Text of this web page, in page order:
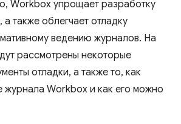
Workbox упрощает разработку
также облегчает отладку
ведению журналов. На
рассмотрены некоторые
отладки, а также то, как
журнала Workbox и как его можно